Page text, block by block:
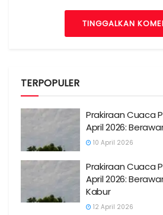
TINGGALKAN
TERPOPULER
Prakiraan Cuaca
April 2026:
10 April 2026
Prakiraan Cuaca
April 2026:
Kabur
12 April 2026